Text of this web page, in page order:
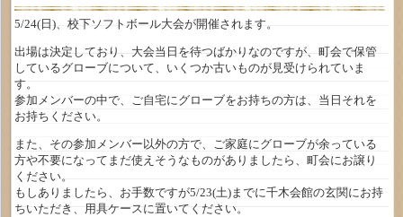
5/24(日)、校下ソフトボール大会が開催されます。
出場は決定しており、大会当日を待つばかりなのですが、町会で保管
しているグローブについて、いくつか古いものが見受けられていま
す。
参加メンバーの中で、ご自宅にグローブをお持ちの方は、当日それを
お持ちください。
また、その参加メンバー以外の方で、ご家庭にグローブが余っている
方や不要になってまだ使えそうなものがありましたら、町会にお譲り
ください。
もしありましたら、お手数ですが5/23(土)までに千木会館の玄関にお持
ちいただき、用具ケースに置いてください。